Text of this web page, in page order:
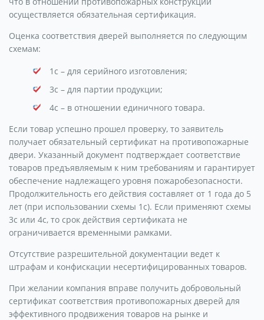
осуществляется обязательная сертификация.
Оценка соответствия дверей выполняется по следующим
схемам:
1с – для серийного изготовления;
3с – для партии продукции;
4с – в отношении единичного товара.
Если товар успешно прошел проверку, то заявитель
получает обязательный сертификат на противопожарные
двери. Указанный документ подтверждает соответствие
товаров предъявляемым к ним требованиям и гарантирует
обеспечение надлежащего уровня пожаробезопасности.
Продолжительность его действия составляет от 1 года до 5
лет (при использовании схемы 1с). Если применяют схемы
3с или 4с, то срок действия сертификата не
ограничивается временными рамками.
Отсутствие разрешительной документации ведет к
штрафам и конфискации несертифицированных товаров.
При желании компания вправе получить добровольный
сертификат соответствия противопожарных дверей для
эффективного продвижения товаров на рынке и